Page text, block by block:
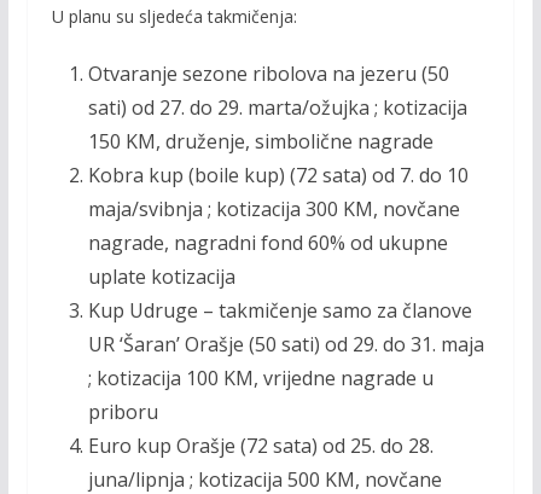
o
k
n
k
U planu su sljedeća takmičenja:
Otvaranje sezone ribolova na jezeru (50
sati) od 27. do 29. marta/ožujka ; kotizacija
150 KM, druženje, simbolične nagrade
Kobra kup (boile kup) (72 sata) od 7. do 10
maja/svibnja ; kotizacija 300 KM, novčane
nagrade, nagradni fond 60% od ukupne
uplate kotizacija
Kup Udruge – takmičenje samo za članove
UR ‘Šaran’ Orašje (50 sati) od 29. do 31. maja
; kotizacija 100 KM, vrijedne nagrade u
priboru
Euro kup Orašje (72 sata) od 25. do 28.
juna/lipnja ; kotizacija 500 KM, novčane